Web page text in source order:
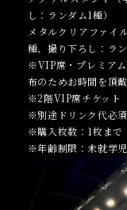
し：ランダム1種）
メタルクリアファイ
種、撮り下ろし：ラン
※VIP席・プレミア
布のためお時間を頂
※2階VIP席チケット
※別途ドリンク代必須
※購入枚数：1枚まで
※年齢制限：未就学